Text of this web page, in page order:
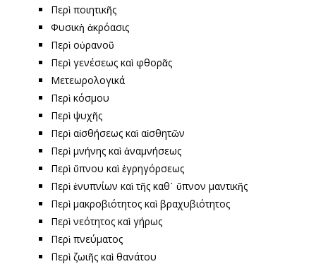
Περὶ ποιητικῆς
Φυσικὴ ἀκρόασις
Περὶ οὐρανοῦ
Περὶ γενέσεως καὶ φθορᾶς
Μετεωρολογικά
Περὶ κόσμου
Περὶ ψυχῆς
Περὶ αἰσθήσεως καὶ αἰσθητῶν
Περὶ μνήνης καὶ ἀναμνήσεως
Περὶ ὕπνου καὶ ἐγρηγόρσεως
Περὶ ἐνυπνίων καὶ τῆς καθ᾽ ὕπνον μαντικῆς
Περὶ μακροβιότητος καὶ βραχυβιότητος
Περὶ νεότητος καὶ γήρως
Περὶ πνεύματος
Περὶ ζωιῆς καὶ θανάτου